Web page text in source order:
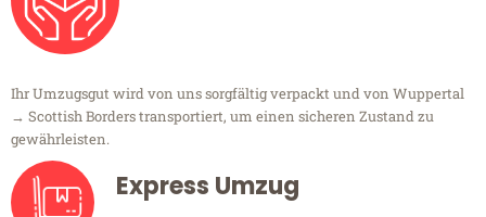
Ihr Umzugsgut wird von uns sorgfältig verpackt und von Wuppertal
→ Scottish Borders transportiert, um einen sicheren Zustand zu
gewährleisten.
Express Umzug